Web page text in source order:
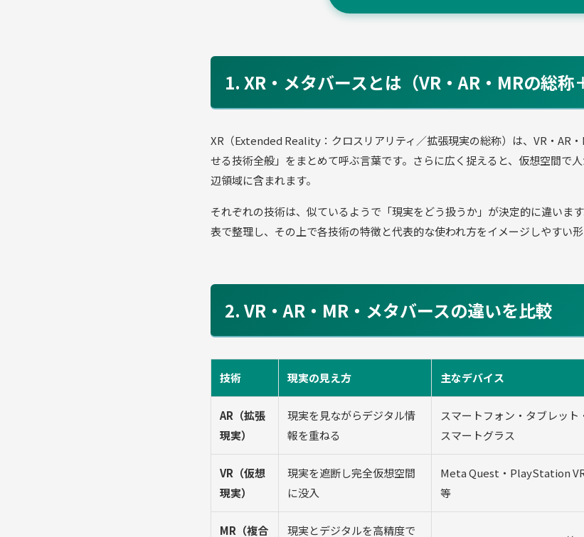
1. XR・メタバースとは（VR・AR・MRの総称
XR（Extended Reality：クロスリアリティ／拡張現実の総称）は、VR・AR
せる技術全般」をまとめて呼ぶ言葉です。さらに広く捉えると、仮想空間で
辺領域に含まれます。
それぞれの技術は、似ているようで「現実をどう扱うか」が決定的に違いま
表で整理し、その上で各技術の特徴と代表的な使われ方をイメージしやすい形
2. VR・AR・MR・メタバースの違いを比較
技術 現実の見え方 主なデバイス
AR（拡張
現実）
現実を見ながらデジタル情
報を重ねる
スマートフォン・タブレット
スマートグラス
VR（仮想
現実）
現実を遮断し完全仮想空間
に没入
Meta Quest・PlayStation
等
MR（複合 現実とデジタルを高精度で